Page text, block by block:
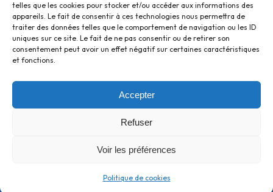
telles que les cookies pour stocker et/ou accéder aux informations des
appareils. Le fait de consentir à ces technologies nous permettra de
traiter des données telles que le comportement de navigation ou les ID
uniques sur ce site. Le fait de ne pas consentir ou de retirer son
consentement peut avoir un effet négatif sur certaines caractéristiques
et fonctions.
Accepter
Refuser
Voir les préférences
Politique de cookies
NOUS CONTACTER
Afficher la carte
ljsbooking@gmail.com
NOUS SOMMES DISPONIBLES
REJOIGNEZ-NOUS
Accueil
Activités et Tarifs
Restauration
Infos pratiques
Contact
Jet ski près de Barcarès
Jet ski près de Narbonne
Jet ski près de Perpignan
Jet ski près de Port-la-Nouvelle
Jet ski près de Torreilles